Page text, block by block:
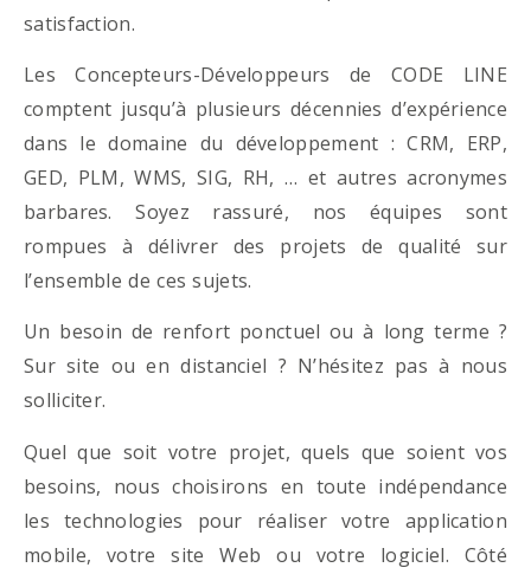
satisfaction.
Les Concepteurs-Développeurs de CODE LINE
comptent jusqu’à plusieurs décennies d’expérience
dans le domaine du développement : CRM, ERP,
GED, PLM, WMS, SIG, RH, … et autres acronymes
barbares. Soyez rassuré, nos équipes sont
rompues à délivrer des projets de qualité sur
l’ensemble de ces sujets.
Un besoin de renfort ponctuel ou à long terme ?
Sur site ou en distanciel ? N’hésitez pas à nous
solliciter.
Quel que soit votre projet, quels que soient vos
besoins, nous choisirons en toute indépendance
les technologies pour réaliser votre application
mobile, votre site Web ou votre logiciel. Côté